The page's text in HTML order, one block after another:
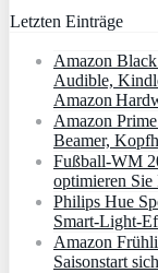
Letzten Einträge
Amazon
Audible,
Amazon
Amazon
Beamer,
Fußball-WM
optimieren Sie
Philips Hue
Amazon
Saisonstart